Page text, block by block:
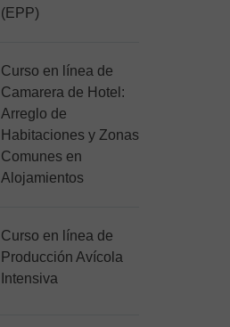
(EPP)
Curso en línea de
Camarera de Hotel:
Arreglo de
Habitaciones y Zonas
Comunes en
Alojamientos
Curso en línea de
Producción Avícola
Intensiva